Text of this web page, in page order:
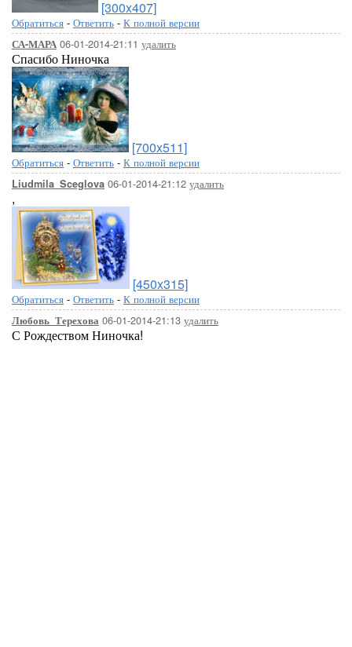
[300x407]
Обратиться - Ответить - К полной версии
СА-МАРА 06-01-2014-21:11 удалить
Спасибо Ниночка
[700x511]
Обратиться - Ответить - К полной версии
Liudmila_Sceglova 06-01-2014-21:12 удалить
,
[450x315]
Обратиться - Ответить - К полной версии
Любовь_Терехова 06-01-2014-21:13 удалить
С Рождеством Ниночка!